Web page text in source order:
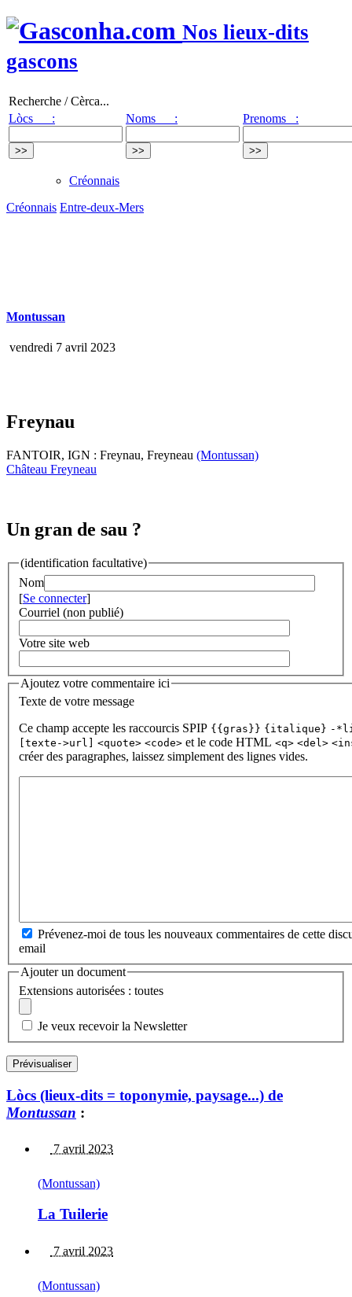
Nos lieux-dits
gascons
Recherche / Cèrca...
Lòcs :
Noms : Prenoms :
Créonnais
Créonnais Entre-deux-Mers
Montussan
vendredi 7 avril 2023
Freynau
FANTOIR, IGN : Freynau, Freyneau (Montussan)
Château Freyneau
Un gran de sau ?
(identification facultative)
Nom
[Se connecter]
Courriel (non publié)
Votre site web
Ajoutez votre commentaire ici
Texte de votre message
Ce champ accepte les raccourcis SPIP {{gras}} {italique} -
[texte->url]
<quote> <code> et le code HTML <q> <del>
créer des paragraphes, laissez simplement des lignes vides.
Prévenez-moi de tous les nouveaux commentaires de cette
email
Ajouter un document
Extensions autorisées : toutes
Je veux recevoir la Newsletter
Lòcs (lieux-dits = toponymie, paysage...) de
Montussan :
7 avril 2023
(Montussan)
La Tuilerie
7 avril 2023
(Montussan)